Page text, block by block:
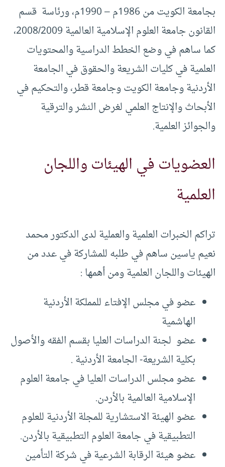
بجامعة الكويت من 1986م – 1990م، ورئاسة قسم
القانون جامعة العلوم الإسلامية العالمية 2008/2009،
كما ساهم في وضع الخطط الدراسية والمحتويات
العلمية في كليات الشريعة والحقوق في الجامعة
الأردنية وجامعة الكويت وجامعة قطر، والتحكيم في
الأبحاث والإنتاج العلمي لغرض النشر والترقية
والجوائز العلمية.
العضويات في الهيئات واللجان
العلمية
تراكم الخبرات العلمية والعملية لدى الدكتور محمد
نعيم ياسين ساهم في طلبه للمشاركة في عدد من
الهيئات واللجان العلمية ومن أهمها :
عضو في مجلس الإفتاء للمملكة الأردنية
الهاشمية
عضو لجنة الدراسات العليا بقسم الفقه والأصول
بكلية الشريعة- الجامعة الأردنية .
عضو مجلس الدراسات العليا في جامعة العلوم
الإسلامية العالمية بالأردن.
عضو الهيئة الاستشارية للمجلة الأردنية للعلوم
التطبيقية في جامعة العلوم التطبيقية بالأردن.
عضو هيئة الرقابة الشرعية في شركة التأمين